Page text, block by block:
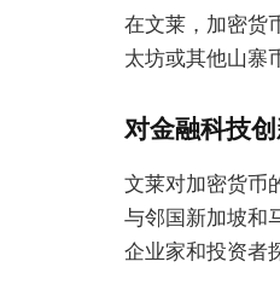
在文莱，加密货
太坊或其他山寨
对金融科技
文莱对加密货币
与邻国新加坡和
企业家和投资者